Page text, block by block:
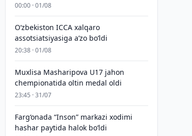
00:00 · 01/08
O‘zbekiston ICCA xalqaro
assotsiatsiyasiga aʼzo bo‘ldi
20:38 · 01/08
Muxlisa Masharipova U17 jahon
chempionatida oltin medal oldi
23:45 · 31/07
Farg‘onada “Inson” markazi xodimi
hashar paytida halok bo‘ldi